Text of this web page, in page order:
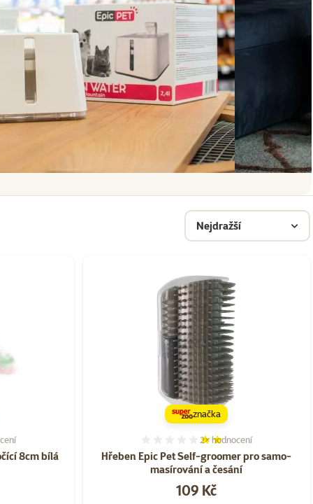
Nejdražší
8cm bílá
33%, počet hodnocení: 3
Hřeben Epic Pet Self-groomer pro samo-
masírování a česání
Hodnocení 40%, počet
2× hodnocení
Cena
109 Kč
značka